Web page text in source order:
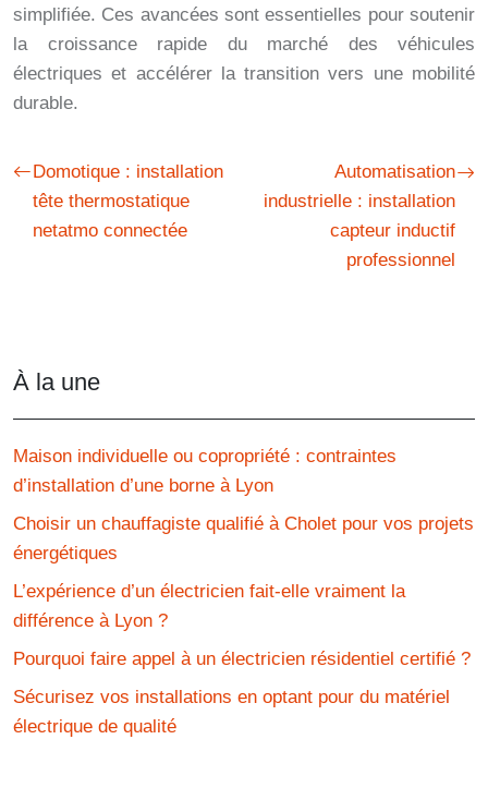
simplifiée. Ces avancées sont essentielles pour soutenir
la croissance rapide du marché des véhicules
électriques et accélérer la transition vers une mobilité
durable.
Domotique : installation
tête thermostatique
netatmo connectée
Automatisation
industrielle : installation
capteur inductif
professionnel
À la une
Maison individuelle ou copropriété : contraintes
d’installation d’une borne à Lyon
Choisir un chauffagiste qualifié à Cholet pour vos projets
énergétiques
L’expérience d’un électricien fait-elle vraiment la
différence à Lyon ?
Pourquoi faire appel à un électricien résidentiel certifié ?
Sécurisez vos installations en optant pour du matériel
électrique de qualité